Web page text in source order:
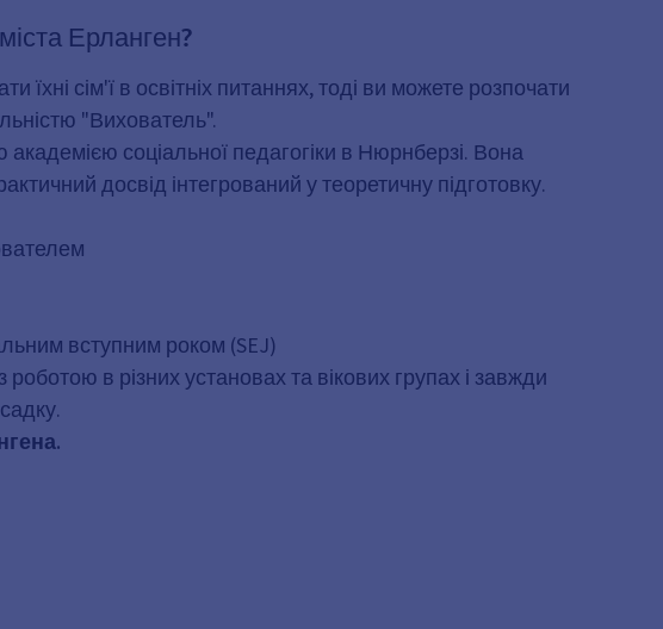
Ерланген?
сім'ї в освітніх питаннях, тоді ви можете розпочати
"Вихователь".
соціальної педагогіки в Нюрнберзі. Вона
досвід інтегрований у теоретичну підготовку.
вступним роком (SEJ)
в різних установах та вікових групах і завжди